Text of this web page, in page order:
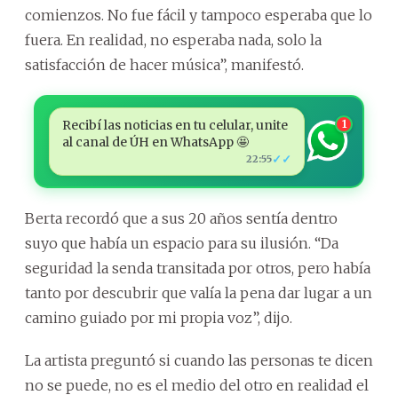
comienzos. No fue fácil y tampoco esperaba que lo
fuera. En realidad, no esperaba nada, solo la
satisfacción de hacer música”, manifestó.
Recibí las noticias en tu celular, unite
al canal de ÚH en WhatsApp 🤩
22:55✓✓
1
Berta recordó que a sus 20 años sentía dentro
suyo que había un espacio para su ilusión. “Da
seguridad la senda transitada por otros, pero había
tanto por descubrir que valía la pena dar lugar a un
camino guiado por mi propia voz”, dijo.
La artista preguntó si cuando las personas te dicen
no se puede, no es el medio del otro en realidad el